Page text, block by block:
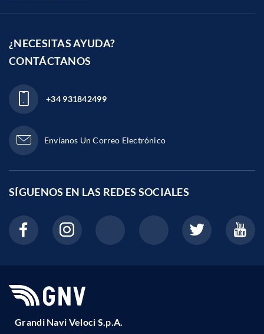
¿NECESITAS AYUDA?
CONTÁCTANOS
+34 931842499
Envíanos Un Correo Electrónico
SÍGUENOS EN LAS REDES SOCIALES
Grandi Navi Veloci S.p.A.